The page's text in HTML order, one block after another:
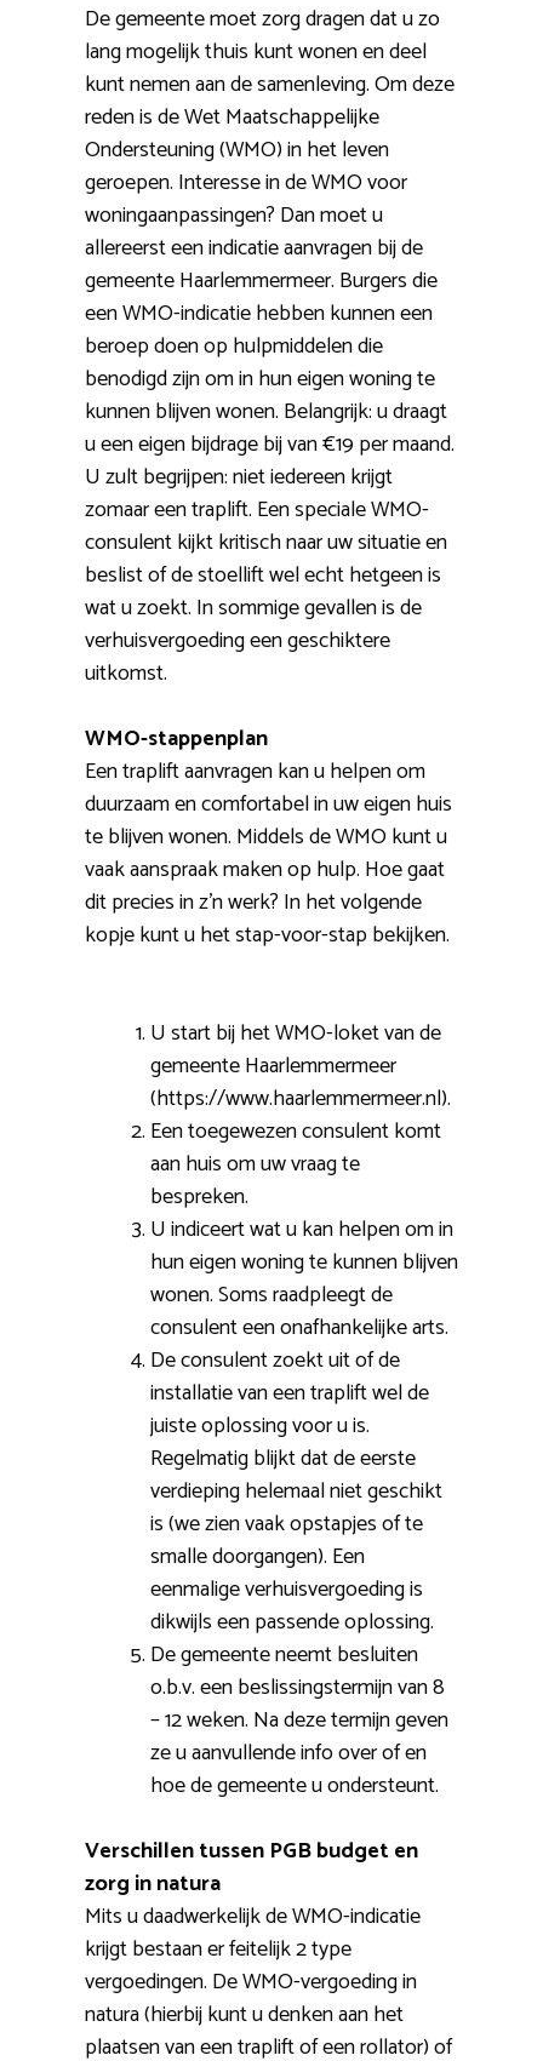
De gemeente moet zorg dragen dat u zo
lang mogelijk thuis kunt wonen en deel
kunt nemen aan de samenleving. Om deze
reden is de Wet Maatschappelijke
Ondersteuning (WMO) in het leven
geroepen. Interesse in de WMO voor
woningaanpassingen? Dan moet u
allereerst een indicatie aanvragen bij de
gemeente Haarlemmermeer. Burgers die
een WMO-indicatie hebben kunnen een
beroep doen op hulpmiddelen die
benodigd zijn om in hun eigen woning te
kunnen blijven wonen. Belangrijk: u draagt
u een eigen bijdrage bij van €19 per maand.
U zult begrijpen: niet iedereen krijgt
zomaar een traplift. Een speciale WMO-
consulent kijkt kritisch naar uw situatie en
beslist of de stoellift wel echt hetgeen is
wat u zoekt. In sommige gevallen is de
verhuisvergoeding een geschiktere
uitkomst.
WMO-stappenplan
Een traplift aanvragen kan u helpen om
duurzaam en comfortabel in uw eigen huis
te blijven wonen. Middels de WMO kunt u
vaak aanspraak maken op hulp. Hoe gaat
dit precies in z’n werk? In het volgende
kopje kunt u het stap-voor-stap bekijken.
U start bij het WMO-loket van de
gemeente Haarlemmermeer
(https://www.haarlemmermeer.nl).
Een toegewezen consulent komt
aan huis om uw vraag te
bespreken.
U indiceert wat u kan helpen om in
hun eigen woning te kunnen blijven
wonen. Soms raadpleegt de
consulent een onafhankelijke arts.
De consulent zoekt uit of de
installatie van een traplift wel de
juiste oplossing voor u is.
Regelmatig blijkt dat de eerste
verdieping helemaal niet geschikt
is (we zien vaak opstapjes of te
smalle doorgangen). Een
eenmalige verhuisvergoeding is
dikwijls een passende oplossing.
De gemeente neemt besluiten
o.b.v. een beslissingstermijn van 8
– 12 weken. Na deze termijn geven
ze u aanvullende info over of en
hoe de gemeente u ondersteunt.
Verschillen tussen PGB budget en
zorg in natura
Mits u daadwerkelijk de WMO-indicatie
krijgt bestaan er feitelijk 2 type
vergoedingen. De WMO-vergoeding in
natura (hierbij kunt u denken aan het
plaatsen van een traplift of een rollator) of